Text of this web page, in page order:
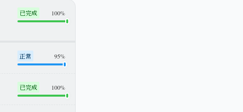
已完成 100%
正常 95%
已完成 100%